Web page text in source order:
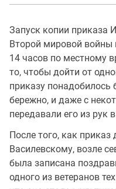
Запуск копии приказа
Второй мировой войны
14 часов по местному
то, чтобы дойти от
приказу понадобилось
бережно, и даже с
передавали его из рук
После того, как
Василевскому, возле
была записана
одного из ветеранов